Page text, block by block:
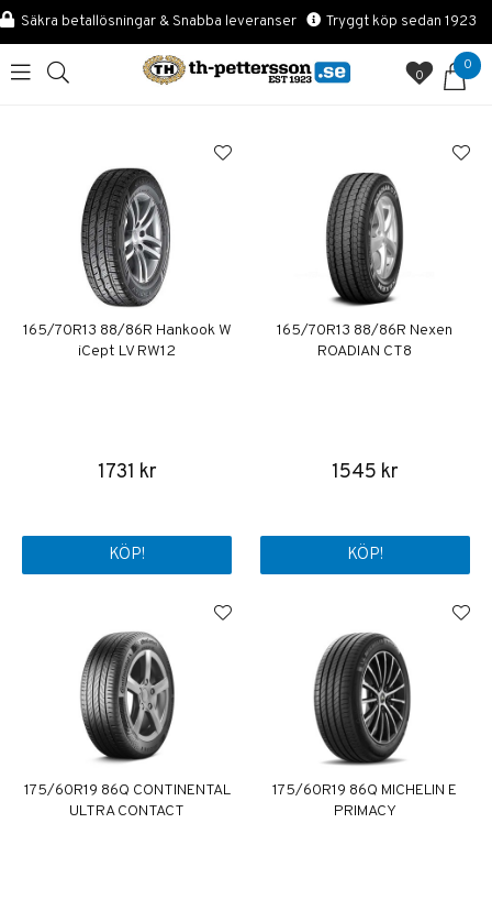
Säkra betallösningar & Snabba leveranser Tryggt köp sedan 1923
0
0
165/70R13 88/86R Hankook W
iCept LV RW12
1731 kr
KÖP!
165/70R13 88/86R Nexen
ROADIAN CT8
1545 kr
KÖP!
175/60R19 86Q CONTINENTAL
ULTRA CONTACT
175/60R19 86Q MICHELIN E
PRIMACY